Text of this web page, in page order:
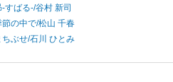
-すばる-/谷村 新司
節の中で/松山 千春
ちぶせ/石川 ひとみ